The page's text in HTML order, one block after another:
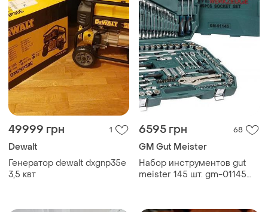
49999 грн 1
Dewalt
Генератор dewalt dxgnp35e
3,5 квт
6595 грн 68
GM Gut Meister
Набор инструментов gut
meister 145 шт. gm-01145